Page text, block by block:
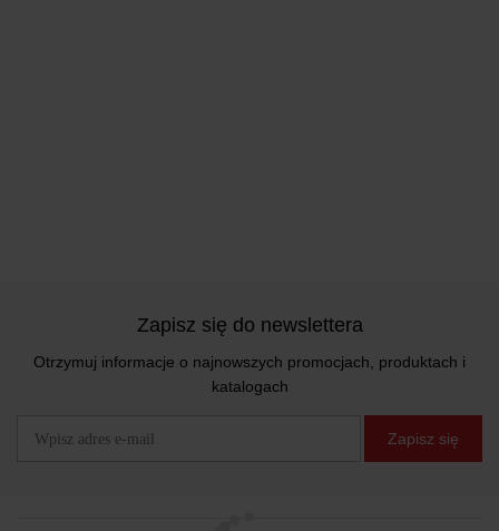
Zapisz się do newslettera
Otrzymuj informacje o najnowszych promocjach, produktach i
katalogach
Zapisz się